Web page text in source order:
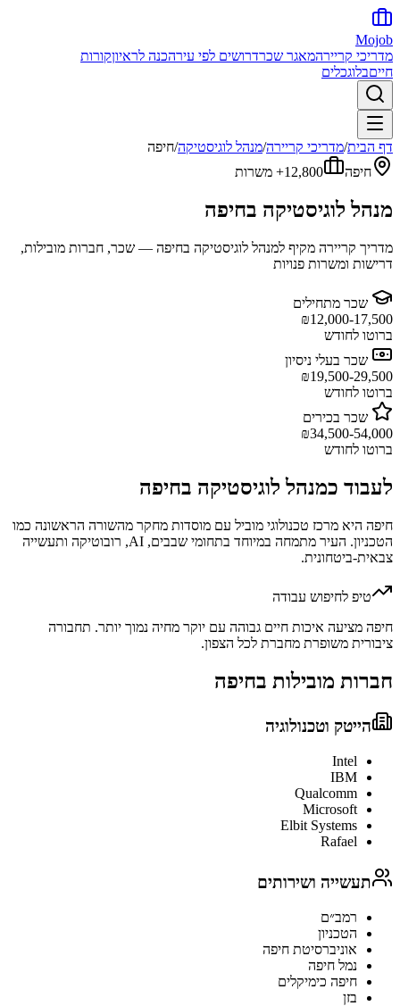
Mojob
מדריכי קריירהמאגר שכרדרושים לפי עירהכנה לראיוןקורות
חייםבלוגכלים
דף הבית/מדריכי קריירה/מנהל לוגיסטיקה/חיפה
חיפה
12,800+ משרות
מנהל לוגיסטיקה בחיפה
מדריך קריירה מקיף למנהל לוגיסטיקה בחיפה — שכר, חברות מובילות,
דרישות ומשרות פנויות
שכר מתחילים
₪12,000-17,500
ברוטו לחודש
שכר בעלי ניסיון
₪19,500-29,500
ברוטו לחודש
שכר בכירים
₪34,500-54,000
ברוטו לחודש
לעבוד כמנהל לוגיסטיקה בחיפה
חיפה היא מרכז טכנולוגי מוביל עם מוסדות מחקר מהשורה הראשונה כמו
הטכניון. העיר מתמחה במיוחד בתחומי שבבים, AI, רובוטיקה ותעשייה
צבאית-ביטחונית.
טיפ לחיפוש עבודה
חיפה מציעה איכות חיים גבוהה עם יוקר מחיה נמוך יותר. תחבורה
ציבורית משופרת מחברת לכל הצפון.
חברות מובילות בחיפה
הייטק וטכנולוגיה
Intel
IBM
Qualcomm
Microsoft
Elbit Systems
Rafael
תעשייה ושירותים
רמב״ם
הטכניון
אוניברסיטת חיפה
נמל חיפה
חיפה כימיקלים
בזן